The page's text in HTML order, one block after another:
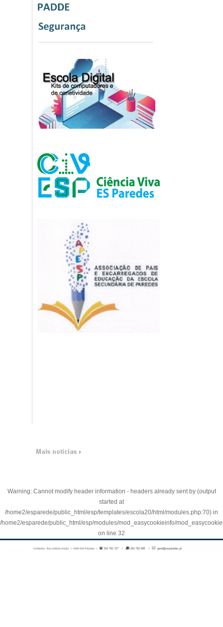
Warning: Cannot modify header information - headers already sent by (output
started at
/home2/esparede/public_html/esp/templates/escola20/html/modules.php:70) in
/home2/esparede/public_html/esp/modules/mod_easycookieinfo/
on line 32